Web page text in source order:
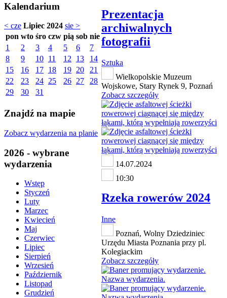
Kalendarium
< cze Lipiec 2024 sie >
pon wto śro czw pią sob nie
1
2 3 4 5 6
7
8
9 10 11 12 13
14
15
16 17 18 19 20
21
22
23 24 25 26 27
28
29
30 31
Znajdź na mapie
Zobacz wydarzenia na planie
2026 - wybrane
wydarzenia
Wstęp
Styczeń
Luty
Marzec
Kwiecień
Maj
Czerwiec
Lipiec
Sierpień
Wrzesień
Październik
Listopad
Grudzień
Prezentacja
archiwalnych
fotografii
Sztuka
Wielkopolskie Muzeum
Wojskowe, Stary Rynek 9, Poznań
Zobacz szczegóły
14.07.2024
10:30
Rzeka rowerów 2024
Inne
Poznań, Wolny Dziedziniec
Urzędu Miasta Poznania przy pl.
Kolegiackim
Zobacz szczegóły